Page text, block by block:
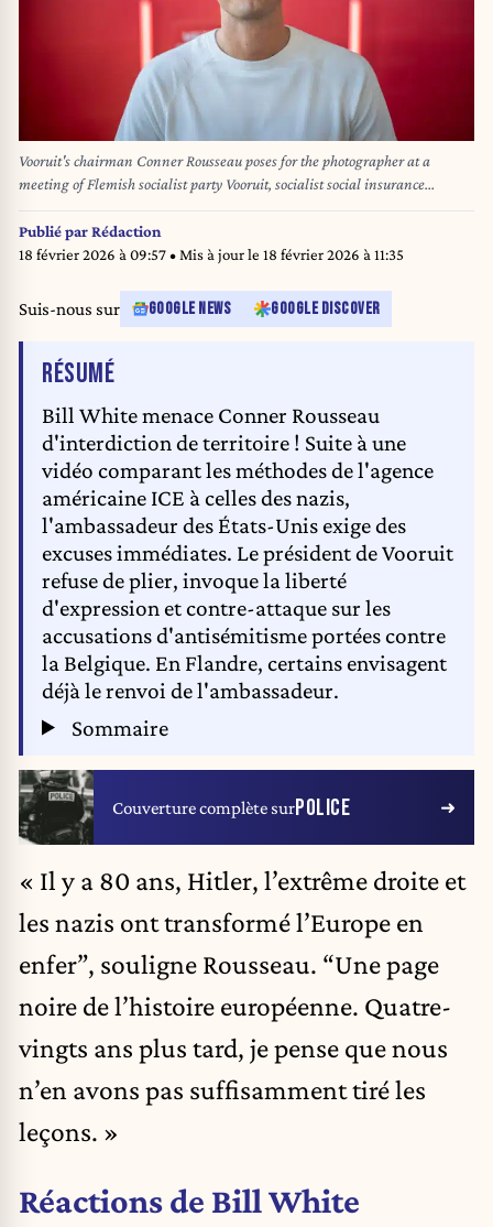
Vooruit's chairman Conner Rousseau poses for the photographer at a
meeting of Flemish socialist party Vooruit, socialist social insurance
company Solidaris and socialist trade union ABVV, on the eve of the first of
May, Labour Day, the International Workers' Day, in Brussels, Wednesday
30 April 2025. BELGA PHOTO JONAS ROOSENS
Publié parRédaction
18 février 2026 à 09:57• Mis à jour le 18 février 2026 à 11:35
Suis-nous sur GOOGLE NEWS GOOGLE DISCOVER
RÉSUMÉDE L'ARTICLE
Bill White menace Conner Rousseau
d'interdiction de territoire ! Suite à une
vidéo comparant les méthodes de l'agence
américaine ICE à celles des nazis,
l'ambassadeur des États-Unis exige des
excuses immédiates. Le président de Vooruit
refuse de plier, invoque la liberté
d'expression et contre-attaque sur les
accusations d'antisémitisme portées contre
la Belgique. En Flandre, certains envisagent
déjà le renvoi de l'ambassadeur.
Sommaire
Couverture complète surPOLICE
« Il y a 80 ans, Hitler, l’extrême droite et
les nazis ont transformé l’Europe en
enfer”, souligne Rousseau. “Une page
noire de l’histoire européenne. Quatre-
vingts ans plus tard, je pense que nous
n’en avons pas suffisamment tiré les
leçons. »
Réactions de Bill White